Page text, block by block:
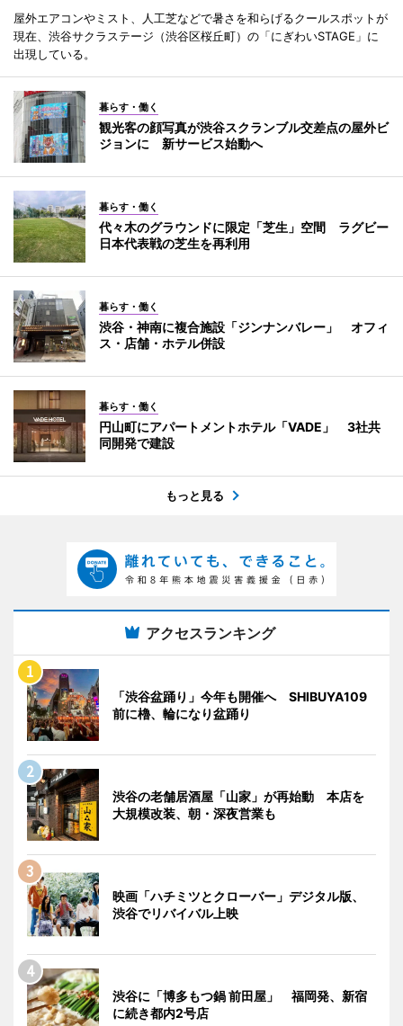
屋外エアコンやミスト、人工芝などで暑さを和らげるクールスポットが
現在、渋谷サクラステージ（渋谷区桜丘町）の「にぎわいSTAGE」に
出現している。
暮らす・働く
観光客の顔写真が渋谷スクランブル交差点の屋外ビ
ジョンに 新サービス始動へ
暮らす・働く
代々木のグラウンドに限定「芝生」空間 ラグビー
日本代表戦の芝生を再利用
暮らす・働く
渋谷・神南に複合施設「ジンナンバレー」 オフィ
ス・店舗・ホテル併設
暮らす・働く
円山町にアパートメントホテル「VADE」 3社共
同開発で建設
もっと見る
アクセスランキング
「渋谷盆踊り」今年も開催へ SHIBUYA109
前に櫓、輪になり盆踊り
渋谷の老舗居酒屋「山家」が再始動 本店を
大規模改装、朝・深夜営業も
映画「ハチミツとクローバー」デジタル版、
渋谷でリバイバル上映
渋谷に「博多もつ鍋 前田屋」 福岡発、新宿
に続き都内2号店